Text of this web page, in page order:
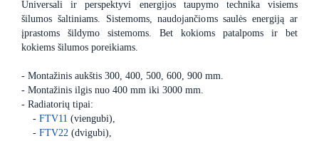
Universali ir perspektyvi energijos taupymo technika visiems
šilumos šaltiniams. Sistemoms, naudojančioms saulės energiją ar
įprastoms šildymo sistemoms. Bet kokioms patalpoms ir bet
kokiems šilumos poreikiams.
- Montažinis aukštis 300, 400, 500, 600, 900 mm.
- Montažinis ilgis nuo 400 mm iki 3000 mm.
- Radiatorių tipai:
- FTV11 (viengubi),
- FTV22 (dvigubi),